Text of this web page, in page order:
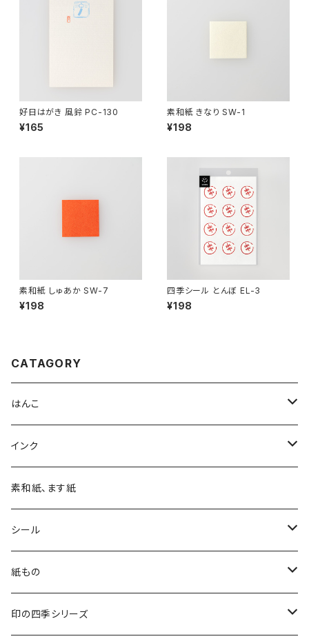
好日はがき 風鈴 PC-130
¥165
素和紙 きなり SW-1
¥198
素和紙 しゅあか SW-7
¥198
四季シール とんぼ EL-3
¥198
CATAGORY
はんこ
四季の印
四季の印・こばこ
木印
文字印
インク
アートニックS
デリカータ
バーサカラー
素和紙、ます紙
シール
四季シール
紙もの
カード・はがき
印の四季シリーズ